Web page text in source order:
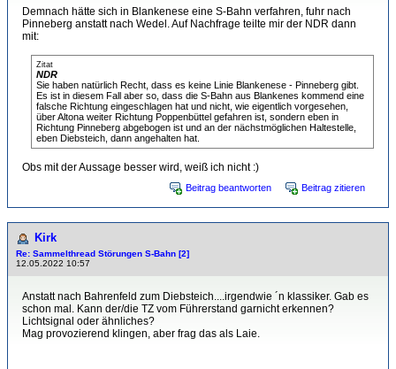
Demnach hätte sich in Blankenese eine S-Bahn verfahren, fuhr nach
Pinneberg anstatt nach Wedel. Auf Nachfrage teilte mir der NDR dann
mit:
Zitat
NDR
Sie haben natürlich Recht, dass es keine Linie Blankenese - Pinneberg gibt.
Es ist in diesem Fall aber so, dass die S-Bahn aus Blankenes kommend eine
falsche Richtung eingeschlagen hat und nicht, wie eigentlich vorgesehen,
über Altona weiter Richtung Poppenbüttel gefahren ist, sondern eben in
Richtung Pinneberg abgebogen ist und an der nächstmöglichen Haltestelle,
eben Diebsteich, dann angehalten hat.
Obs mit der Aussage besser wird, weiß ich nicht :)
Beitrag beantworten Beitrag zitieren
Kirk
Re: Sammelthread Störungen S-Bahn [2]
12.05.2022 10:57
Anstatt nach Bahrenfeld zum Diebsteich....irgendwie ´n klassiker. Gab es
schon mal. Kann der/die TZ vom Führerstand garnicht erkennen?
Lichtsignal oder ähnliches?
Mag provozierend klingen, aber frag das als Laie.